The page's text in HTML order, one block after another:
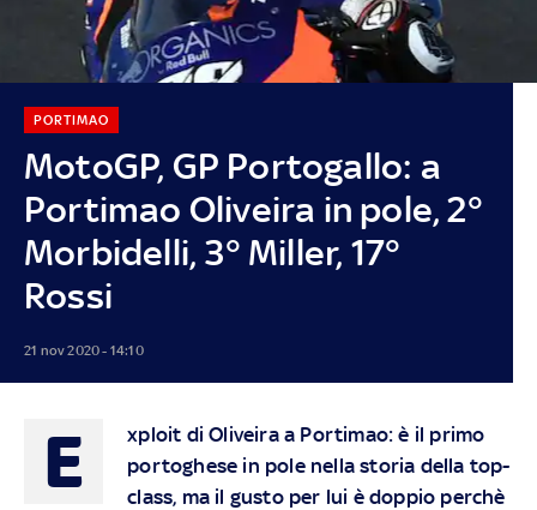
MotoGP, GP Portogallo: a
Portimao Oliveira in pole, 2°
Morbidelli, 3° Miller, 17°
Rossi
PORTIMAO
21 nov 2020 - 14:10
E
xploit di Oliveira a Portimao: è il primo
portoghese in pole nella storia della top-
class, ma il gusto per lui è doppio perchè